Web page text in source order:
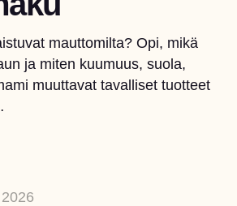
mauttomilta? Opi, mikä
ja miten kuumuus, suola,
muuttavat tavalliset tuotteet